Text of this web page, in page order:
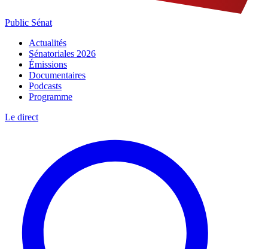
Public Sénat
Actualités
Sénatoriales 2026
Émissions
Documentaires
Podcasts
Programme
Le direct